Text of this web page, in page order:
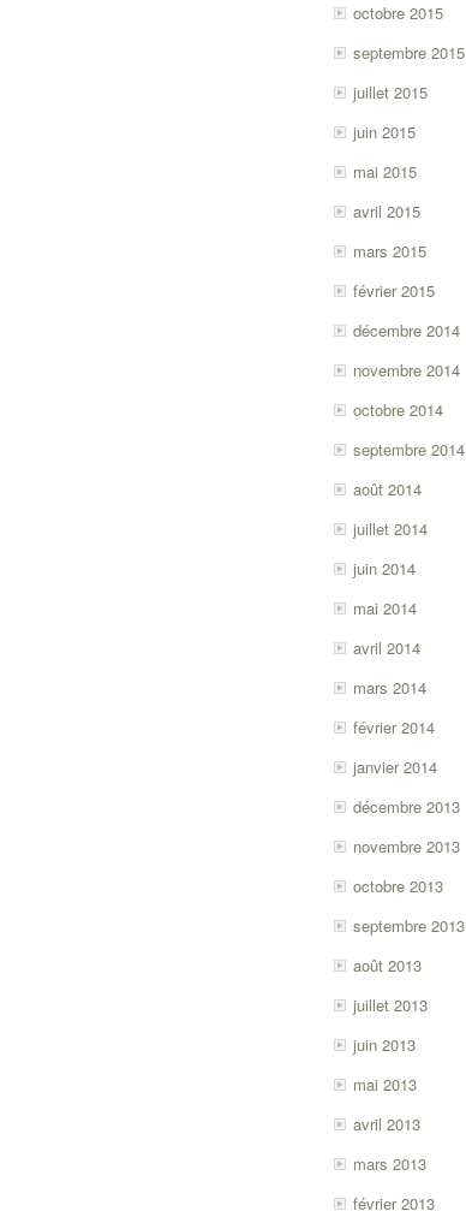
octobre 2015
septembre 2015
juillet 2015
juin 2015
mai 2015
avril 2015
mars 2015
février 2015
décembre 2014
novembre 2014
octobre 2014
septembre 2014
août 2014
juillet 2014
juin 2014
mai 2014
avril 2014
mars 2014
février 2014
janvier 2014
décembre 2013
novembre 2013
octobre 2013
septembre 2013
août 2013
juillet 2013
juin 2013
mai 2013
avril 2013
mars 2013
février 2013